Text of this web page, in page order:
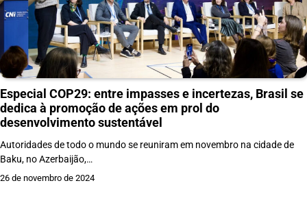
Especial COP29: entre impasses e incertezas, Brasil se
dedica à promoção de ações em prol do
desenvolvimento sustentável
Autoridades de todo o mundo se reuniram em novembro na cidade de
Baku, no Azerbaijão,…
26 de novembro de 2024